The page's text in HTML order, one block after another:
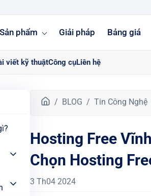
Sản phẩm Giải pháp Bảng giá
viết kỹ thuậtCông cụLiên hệ
T
n
g
c
h
ủ
BLOG Tin Công Nghệ
Hosting Free
Chọn Hosting
3 Th04 2024